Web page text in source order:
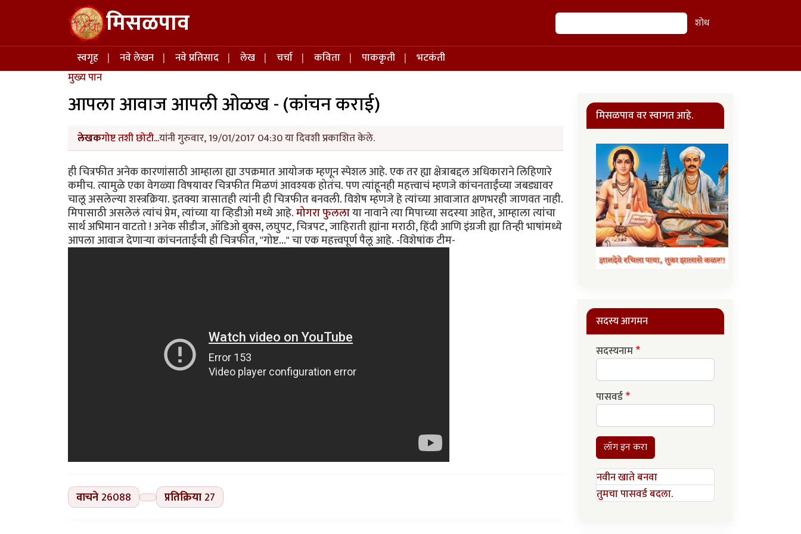
Skip to main content मिसळपाव शोध शोध
Main navigation
स्वगृह नवे लेखन नवे प्रतिसाद लेख चर्चा कविता पाककृती
भटकंती
मुख्य पान
आपला आवाज आपली ओळख - (कांचन कराई)
लेखकगोष्ट तशी छोटी...यांनी गुरुवार, 19/01/2017 04:30 या दिवशी प्रकाशित केले.
ही चित्रफीत अनेक कारणांसाठी आम्हाला ह्या उपक्रमात आयोजक म्हणून स्पेशल आहे. एक तर ह्या क्षेत्राबद्दल अधिकाराने लिहिणारे
कमीच. त्यामुळे एका वेगळ्या विषयावर चित्रफीत मिळणं आवश्यक होतंच. पण त्यांहूनही महत्त्वाचं म्हणजे कांचनताईंच्या जबड्यावर
चालू असलेल्या शस्त्रक्रिया. इतक्या त्रासातही त्यांनी ही चित्रफीत बनवली. विशेष म्हणजे हे त्यांच्या आवाजात क्षणभरही जाणवत नाही.
मिपासाठी असलेलं त्यांचं प्रेम, त्यांच्या या व्हिडीओ मध्ये आहे.मोगरा फुललाया नावाने त्या मिपाच्या सदस्या आहेत, आम्हाला त्यांचा
सार्थ अभिमान वाटतो ! अनेक सीडीज, ऑडिओ बुक्स, लघुपट, चित्रपट, जाहिराती ह्यांना मराठी, हिंदी आणि इंग्रजी ह्या तिन्ही भाषांमध्ये
आपला आवाज देणार्‍या कांचनताईंची ही चित्रफीत, "गोष्ट..." चा एक महत्त्वपूर्ण पैलू आहे. -विशेषांक टीम-
वाचने 26088 प्रतिक्रिया 27
मिसळपाव वर स्वागत आहे.
सदस्य आगमन
सदस्यनाम
पासवर्ड
लॉग इन करा
नवीन खाते बनवा
तुमचा पासवर्ड बदला.